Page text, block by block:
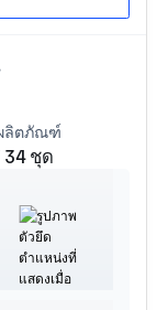
ลิตภัณฑ์
34 ชุด